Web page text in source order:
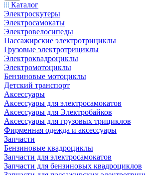
Каталог
Электроскутеры
Электросамокаты
Электровелосипеды
Пассажирские электротрициклы
Грузовые электротрициклы
Электроквадроциклы
Электромотоциклы
Бензиновые мотоциклы
Детский транспорт
Аксессуары
Аксессуары для электросамокатов
Аксессуары для Электробайков
Аксессуары для грузовых трициклов
Фирменная одежда и аксессуары
Запчасти
Бензиновые квадроциклы
Запчасти для электросамокатов
Запчасти для бензиновых квадроциклов